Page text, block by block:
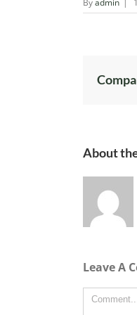
Byadmin |
About
Leave A
Comment